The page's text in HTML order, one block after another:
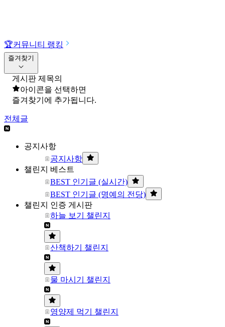
🏆커뮤니티 랭킹
즐겨찾기
게시판 제목의
아이콘을 선택하면
즐겨찾기에 추가됩니다.
전체글
공지사항
공지사항
챌린지 베스트
BEST 인기글 (실시간)
BEST 인기글 (명예의 전당)
챌린지 인증 게시판
하늘 보기 챌린지
산책하기 챌린지
물 마시기 챌린지
영양제 먹기 챌린지